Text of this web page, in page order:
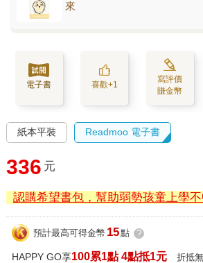
來
電子書 喜歡+1
寫評價
賺金幣
紙本平裝 Readmoo 電子書
336 元
認購希望書包，幫助弱勢孩童上學不
預計最高可得金幣 15點 ?
HAPPY GO享100累1點 4點抵1元 折抵